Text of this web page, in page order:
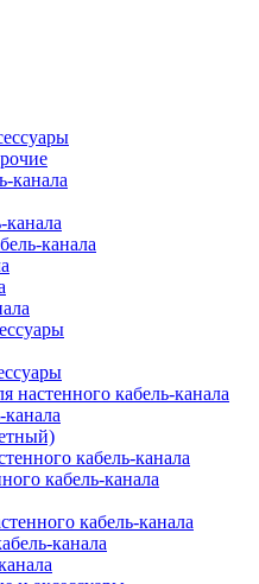
канала
канала
канала
настенного кабель-канала
кабель-канала
кабель-канала
кабель-канала
канала